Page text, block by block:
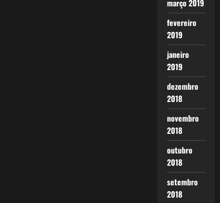
março 2019
fevereiro
2019
janeiro
2019
dezembro
2018
novembro
2018
outubro
2018
setembro
2018